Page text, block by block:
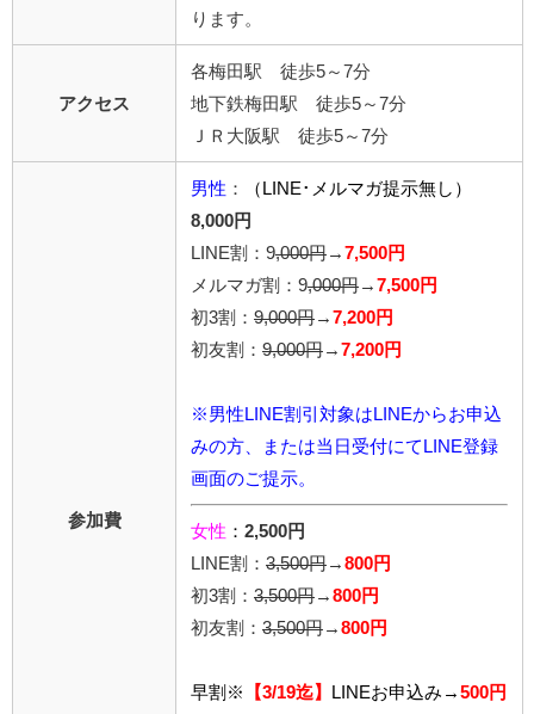
ります。
アクセス
各梅田駅 徒歩5～7分
地下鉄梅田駅 徒歩5～7分
ＪＲ大阪駅 徒歩5～7分
参加費
男性 ：
（LINE･メルマガ提示無し）
8,000円
LINE割：9,000円 → 7,500円
メルマガ割：9,000円 → 7,500円
初3割： 9,000円 → 7,200円
初友割： 9,000円 → 7,200円
※男性LINE割引対象はLINEからお申込
みの方、または当日受付にてLINE登録
画面のご提示。
女性 ： 2,500円
LINE割： 3,500円 → 800円
初3割： 3,500円 → 800円
初友割： 3,500円 → 800円
早割※ 【3/19迄】 LINEお申込み→ 500円